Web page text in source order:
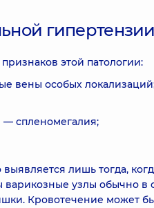
гипертензии
этой патологии:
вены особых
— спленомегалия;
лишь тогда,
варикозные узлы обычно
Кровотечение может